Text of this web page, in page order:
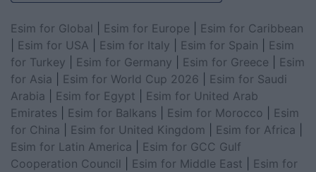
Esim for Global Esim for Europe
Esim for Caribbean
Esim for USA Esim for Italy Esim for Spain
Esim
for Turkey
Esim for Germany Esim for Greece
Esim
for Asia
Esim for World Cup 2026
Esim for Saudi
Arabia
Esim for Egypt
Esim for United Arab
Emirates
Esim for Balkans Esim for Morocco
Esim
for China
Esim for United Kingdom Esim for Africa
Esim for Latin America
Esim for GCC Gulf
Cooperation Council
Esim for Middle East
Esim for